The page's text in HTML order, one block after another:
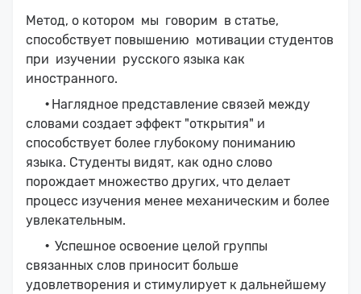
Метод, о котором мы говорим в статье,
способствует повышению мотивации студентов
при изучении русского языка как
иностранного.
· Наглядное представление связей между
словами создает эффект "открытия" и
способствует более глубокому пониманию
языка. Студенты видят, как одно слово
порождает множество других, что делает
процесс изучения менее механическим и более
увлекательным.
· Успешное освоение целой группы
связанных слов приносит больше
удовлетворения и стимулирует к дальнейшему